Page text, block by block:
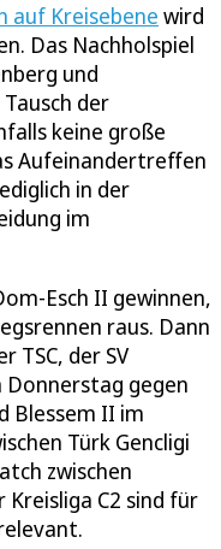
auf Kreisebene wird
Das Nachholspiel
und
der
keine große
Aufeinandertreffen
in der
im
Esch II gewinnen,
raus. Dann
TSC, der SV
Donnerstag gegen
Blessem II im
Türk Gencligi
zwischen
C2 sind für